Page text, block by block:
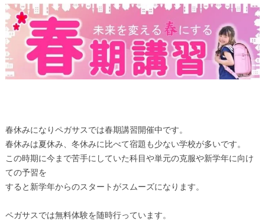
春休みになりペガサスでは春期講習開催中です。
春休みは夏休み、冬休みに比べて宿題も少ない学校が多いです。
この時期に今まで苦手にしていた科目や単元の克服や新学年に向け
ての予習を
すると新学年からのスタートがスムーズになります。
ペガサスでは無料体験を随時行っています。